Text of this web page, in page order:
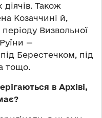
діячів. Також
Козаччині й,
Визвольної
—
Берестечком, під
тощо.
в Архіві,